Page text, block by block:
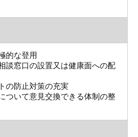
的な登用
談窓口の設置又は健康面への配
の防止対策の充実
ついて意見交換できる体制の整